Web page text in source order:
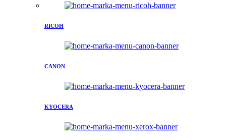
RICOH
CANON
KYOCERA